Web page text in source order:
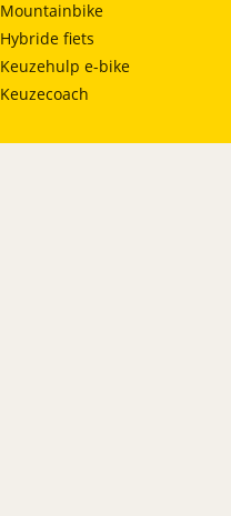
Mountainbike
Hybride fiets
Keuzehulp e-bike
Keuzecoach